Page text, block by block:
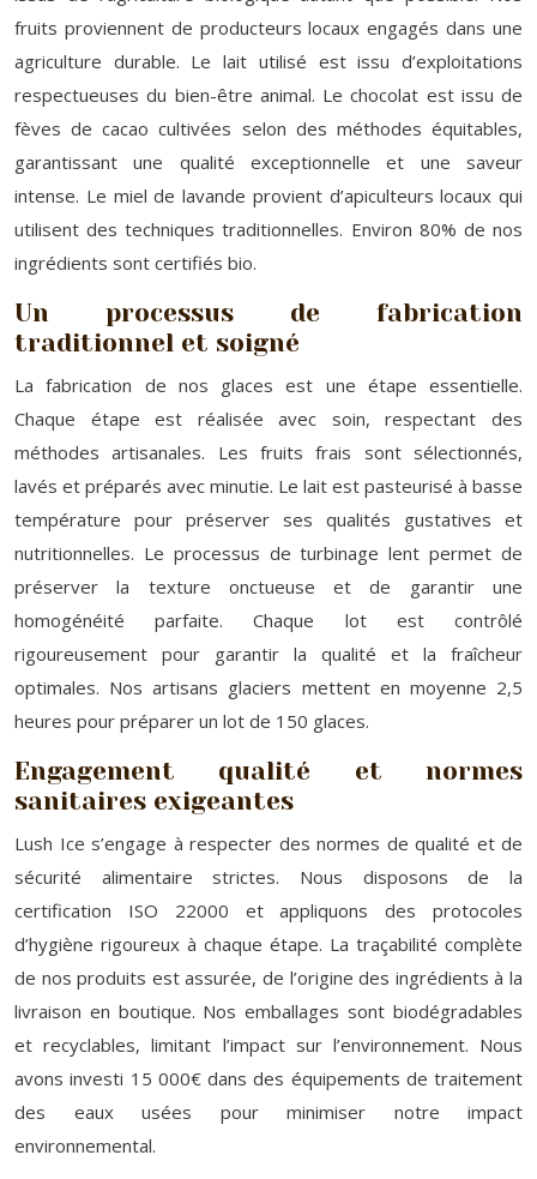
fruits proviennent de producteurs locaux engagés dans une
agriculture durable. Le lait utilisé est issu d’exploitations
respectueuses du bien-être animal. Le chocolat est issu de
fèves de cacao cultivées selon des méthodes équitables,
garantissant une qualité exceptionnelle et une saveur
intense. Le miel de lavande provient d’apiculteurs locaux qui
utilisent des techniques traditionnelles. Environ 80% de nos
ingrédients sont certifiés bio.
Un processus de fabrication
traditionnel et soigné
La fabrication de nos glaces est une étape essentielle.
Chaque étape est réalisée avec soin, respectant des
méthodes artisanales. Les fruits frais sont sélectionnés,
lavés et préparés avec minutie. Le lait est pasteurisé à basse
température pour préserver ses qualités gustatives et
nutritionnelles. Le processus de turbinage lent permet de
préserver la texture onctueuse et de garantir une
homogénéité parfaite. Chaque lot est contrôlé
rigoureusement pour garantir la qualité et la fraîcheur
optimales. Nos artisans glaciers mettent en moyenne 2,5
heures pour préparer un lot de 150 glaces.
Engagement qualité et normes
sanitaires exigeantes
Lush Ice s’engage à respecter des normes de qualité et de
sécurité alimentaire strictes. Nous disposons de la
certification ISO 22000 et appliquons des protocoles
d’hygiène rigoureux à chaque étape. La traçabilité complète
de nos produits est assurée, de l’origine des ingrédients à la
livraison en boutique. Nos emballages sont biodégradables
et recyclables, limitant l’impact sur l’environnement. Nous
avons investi 15 000€ dans des équipements de traitement
des eaux usées pour minimiser notre impact
environnemental.